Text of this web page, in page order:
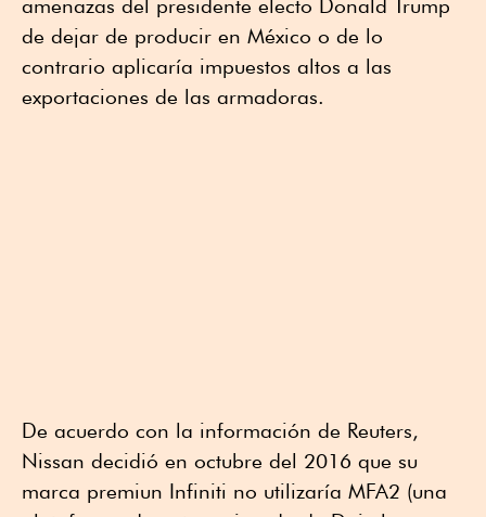
amenazas del presidente electo Donald Trump
de dejar de producir en México o de lo
contrario aplicaría impuestos altos a las
exportaciones de las armadoras.
De acuerdo con la información de Reuters,
Nissan decidió en octubre del 2016 que su
marca premiun Infiniti no utilizaría MFA2 (una